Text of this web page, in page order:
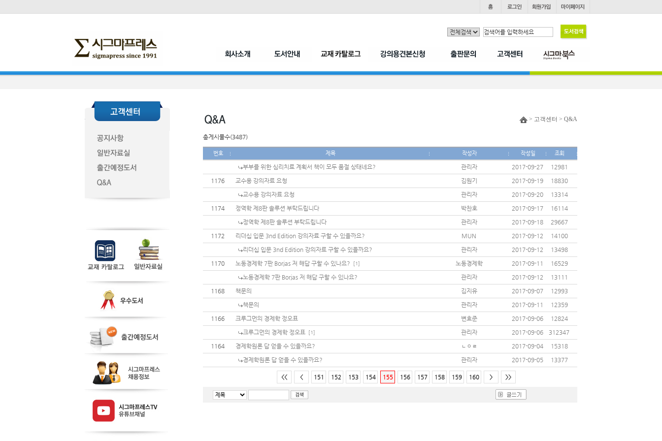
> 고객센터 > Q&A
총게시물수(3487)
번호 제목 작성자 작성일 조회
부부를 위한 심리치료 계획서 책이 모두 품절 상태네요? 관리자 2017-09-27
12981
1176
교수용 강의자료 요청 김원기 2017-09-19
18830
교수용 강의자료 요청
관리자 2017-09-20
13314
1174
정역학 제8판 솔루션 부탁드립니다 박찬호 2017-09-17
16114
정역학 제8판 솔루션 부탁드립니다
관리자 2017-09-18
29667
1172
리더십 입문 3nd Edition 강의자료 구할 수 있을까요? MUN 2017-09-12
14100
리더십 입문 3nd Edition 강의자료 구할 수 있을까요?
관리자 2017-09-12
13498
1170
노동경제학 7판 Borjas 저 해답 구할 수 있나요? [1] 노동경제학 2017-09-11
16529
노동경제학 7판 Borjas 저 해답 구할 수 있나요?
관리자 2017-09-12
13111
1168
책문의 김지유 2017-09-07
12993
책문의
관리자 2017-09-11
12359
1166
크루그먼의 경제학 정오표 변효준 2017-09-06
12824
크루그먼의 경제학 정오표 [1] 관리자 2017-09-06
312347
1164
경제학원론 답 얻을 수 있을까요? ㄴㅇㄹ 2017-09-04
15318
경제학원론 답 얻을 수 있을까요?
관리자 2017-09-05 13377
<< < 151 152 153 154 155 156 157 158 159 160 > >>